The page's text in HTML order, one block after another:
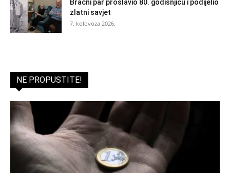
Bračni par proslavio 80. godišnjicu i podijelio
zlatni savjet
7. kolovoza 2026.
NE PROPUSTITE!